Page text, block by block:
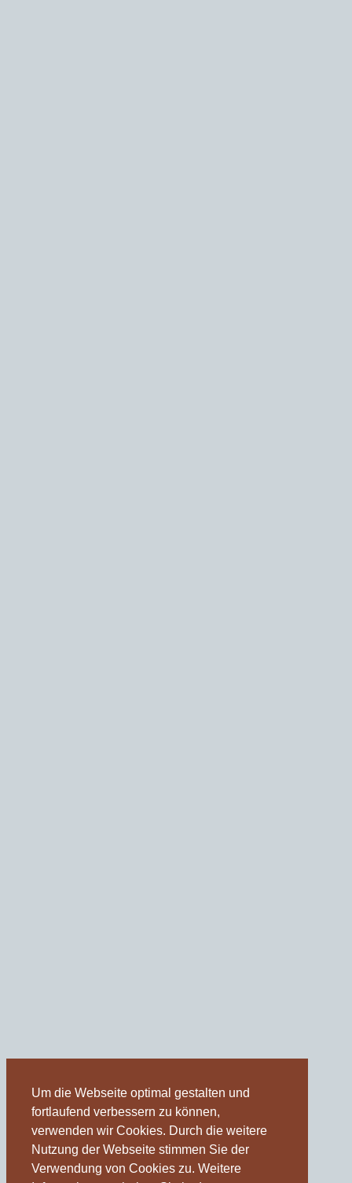
Um die Webseite optimal gestalten und
fortlaufend verbessern zu können,
verwenden wir Cookies. Durch die weitere
Nutzung der Webseite stimmen Sie der
Verwendung von Cookies zu. Weitere